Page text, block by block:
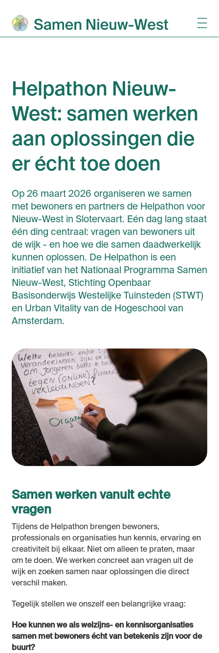
Helpathon Nieuw-
West: samen werken
aan oplossingen die
er écht toe doen
Op 26 maart 2026 organiseren we samen
met bewoners en partners de Helpathon voor
Nieuw-West in Slotervaart. Eén dag lang staat
één ding centraal: vragen van bewoners uit
de wijk - en hoe we die samen daadwerkelijk
kunnen oplossen. De Helpathon is een
initiatief van het Nationaal Programma Samen
Nieuw-West, Stichting Openbaar
Basisonderwijs Westelijke Tuinsteden (STWT)
en Urban Vitality van de Hogeschool van
Amsterdam.
Samen werken vanuit echte
vragen
Tijdens de Helpathon brengen bewoners,
professionals en organisaties hun kennis, ervaring en
creativiteit bij elkaar. Niet om alleen te praten, maar
om te doen. We werken concreet aan vragen uit de
wijk en zoeken samen naar oplossingen die direct
verschil maken.
Tegelijk stellen we onszelf een belangrijke vraag:
Hoe kunnen we als welzijns- en kennisorganisaties
samen met bewoners écht van betekenis zijn voor de
buurt?